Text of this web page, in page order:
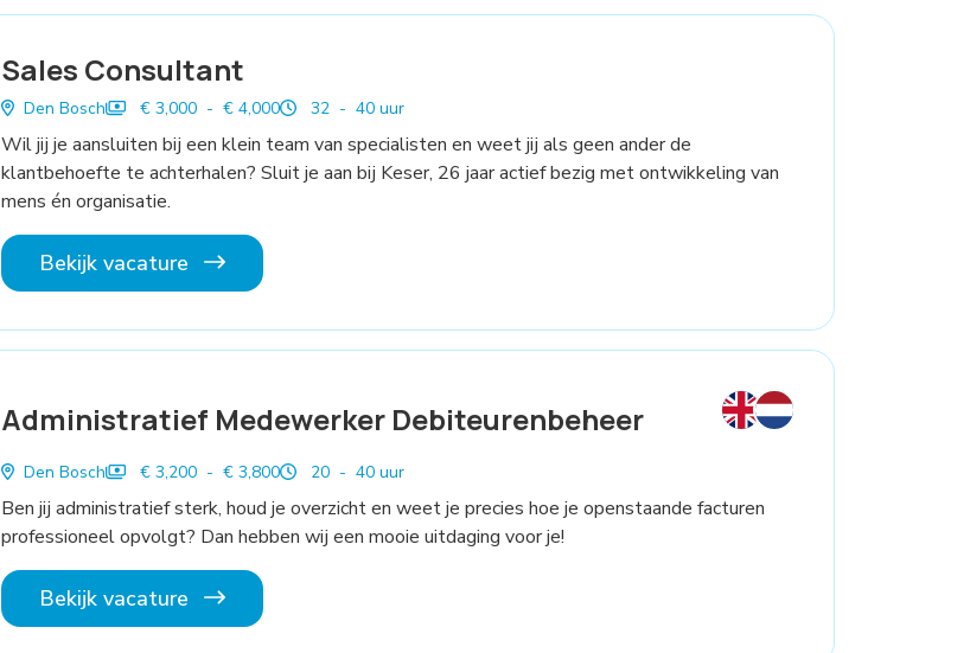
Sales Consultant
Den Bosch € 3,000 - € 4,000 32 - 40 uur
Wil jij je aansluiten bij een klein team van specialisten en weet jij als geen ander de
klantbehoefte te achterhalen? Sluit je aan bij Keser, 26 jaar actief bezig met ontwikkeling van
mens én organisatie.
Bekijk vacature
Administratief Medewerker Debiteurenbeheer
Den Bosch € 3,200 - € 3,800 20 - 40 uur
Ben jij administratief sterk, houd je overzicht en weet je precies hoe je openstaande facturen
professioneel opvolgt? Dan hebben wij een mooie uitdaging voor je!
Bekijk vacature